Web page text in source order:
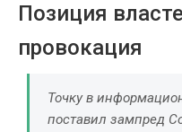
Позиция
провокация
Точку в
поставил зампред